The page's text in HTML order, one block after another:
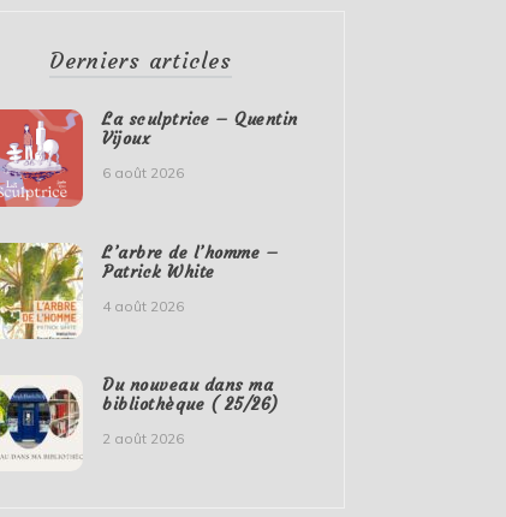
Derniers articles
La sculptrice – Quentin
Vijoux
6 août 2026
L’arbre de l’homme –
Patrick White
4 août 2026
Du nouveau dans ma
bibliothèque ( 25/26)
2 août 2026